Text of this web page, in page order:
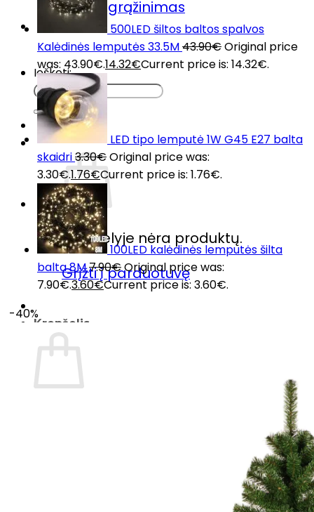
Prekių grąžinimas
Kontaktai
Ieškoti:
Krepšelyje nėra produktų.
Grįžti į parduotuvę
Krepšelis
500LED šiltos baltos spalvos
Kalėdinės lemputės 33.5M43.90€Original price
was: 43.90€.14.32€Current price is: 14.32€.
LED tipo lemputė 1W G45 E27 balta
skaidri3.30€Original price was:
3.30€.1.76€Current price is: 1.76€.
100LED kalėdinės lemputės šilta
balta 8M7.90€Original price was:
7.90€.3.60€Current price is: 3.60€.
-40%